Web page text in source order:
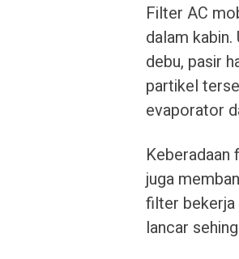
Filter AC
dalam
debu, pasir
partikel
evaporator
Keberadaan
juga
filter bekerja
lancar